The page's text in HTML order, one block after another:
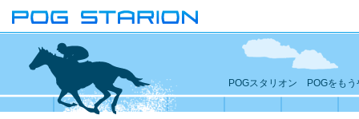
POGスタリオン POGをもう